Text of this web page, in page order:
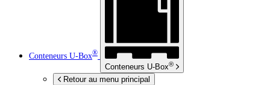
Conteneurs U-Box®
Conteneurs U-Box®
Retour au menu principal